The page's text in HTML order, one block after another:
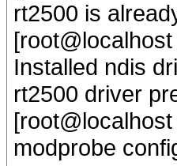
rt2500 is
Installed ndis
rt2500 driver
modprobe